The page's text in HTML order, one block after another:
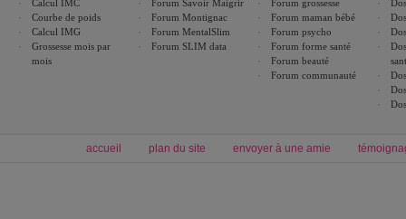
Calcul IMC
Courbe de poids
Calcul IMG
Grossesse mois par
mois
Forum Savoir Maigrir
Forum Montignac
Forum MentalSlim
Forum SLIM data
Forum grossesse
Forum maman bébé
Forum psycho
Forum forme santé
Forum beauté
Forum communauté
accueil plan du site envoyer à une amie